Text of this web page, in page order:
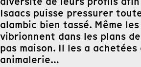
Isaacs puisse pressurer
alambic bien tassé. Même
vibrionnent dans les plans
pas maison. Il les a achetées
animalerie…